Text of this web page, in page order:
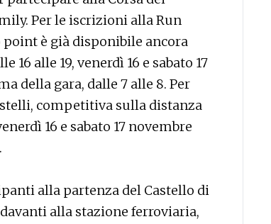
Per le iscrizioni alla Run
è già disponibile ancora
16 alle 19, venerdì 16 e sabato 17
della gara, dalle 7 alle 8. Per
competitiva sulla distanza
16 e sabato 17 novembre
alla partenza del Castello di
alla stazione ferroviaria,